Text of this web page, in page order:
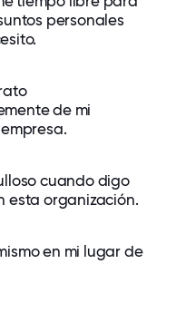
personales
de mi
cuando digo
esta organización.
en mi lugar de